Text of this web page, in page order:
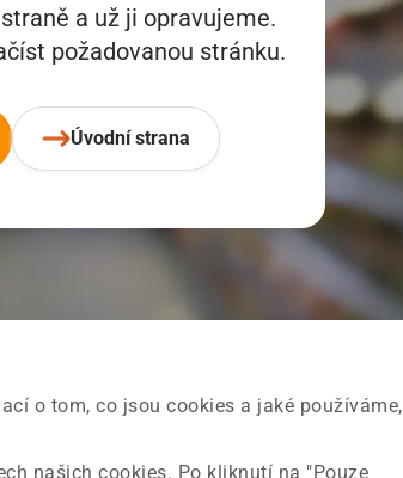
o tom, co jsou cookies a jaké používáme,
našich cookies. Po kliknutí na "Pouze
a už ji opravujeme.
požadovanou stránku.
Úvodní strana